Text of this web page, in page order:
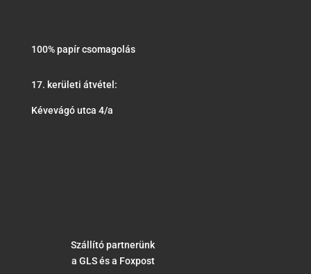
100% papír csomagolás
17. kerületi átvétel:
Kévevágó utca 4/a
Szállító partnerünk
a GLS és a Foxpost